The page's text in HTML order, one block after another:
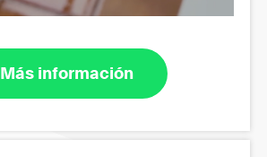
Más información